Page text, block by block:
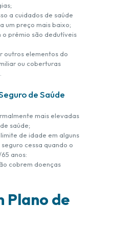
a cuidados de saúde
um preço mais baixo;
o prémio são dedutíveis
outros elementos do
ou coberturas
de Saúde
mais elevadas
saúde;
de idade em alguns
cessa quando o
anos:
cobrem doenças
Plano de